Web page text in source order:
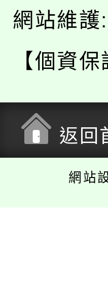
網站維護
【個資保
返回
網站